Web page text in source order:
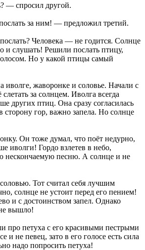
— спросил другой.
за ним! — предложил третий.
Человека — не годится. Солнце
и слушать! Решили послать птицу,
Но у какой птицы самый
иволге, жаворонке и соловье. Начали с
за солнцем. Иволга всегда
других птиц. Она сразу согласилась
сторону гор, важно запела. Но солнце
Он тоже думал, что поёт недурно,
иволги! Гордо взлетев в небо,
нескончаемую песню. А солнце и не
Тот считал себя лучшим
солнце не устоит перед его пением!
и с достоинством запел. Однако
вышло!
про петуха с его красивыми пестрыми
и не певец, зато в его голосе есть сила
надо попросить петуха!